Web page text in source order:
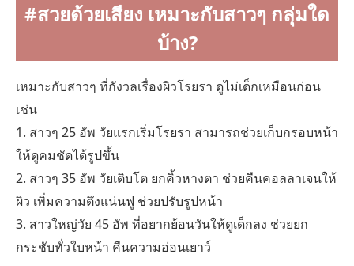
#สวยด้วยเสียง เหมาะกับสาวๆ กลุ่มใด
บ้าง?
เหมาะกับสาวๆ ที่กังวลเรื่องผิวโรยรา ดูไม่เด็กเหมือนก่อน
เช่น
1. สาวๆ 25 อัพ วัยแรกเริ่มโรยรา สามารถช่วยเก็บกรอบหน้า
ให้ดูคมชัดได้รูปขึ้น
2. สาวๆ 35 อัพ วัยเติบโต ยกคิ้วหางตา ช่วยคืนคอลลาเจนให้
ผิว เพิ่มความตึงแน่นฟู ช่วยปรับรูปหน้า
3. สาวใหญ่วัย 45 อัพ ที่อยากย้อนวันให้ดูเด็กลง ช่วยยก
กระชับทั่วใบหน้า คืนความอ่อนเยาว์